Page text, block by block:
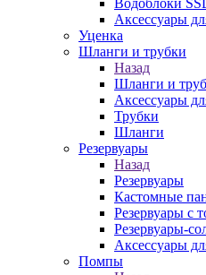
Водоблоки
Аксессуары
Уценка
Шланги и трубки
Назад
Шланги и
Аксессуары
Трубки
Шланги
Резервуары
Назад
Резервуары
Кастомные
Резервуары с
Резервуары-
Аксессуары
Помпы